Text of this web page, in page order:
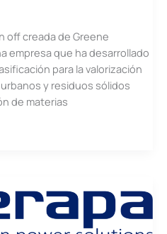
off creada de Greene
empresa que ha desarrollado
para la valorización
y residuos sólidos
de materias